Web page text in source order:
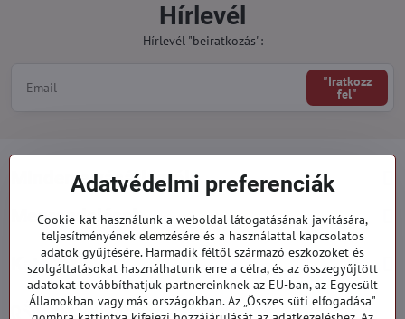
Hírlevél
Hírlevél "beiratkozás":
"Iratkozz
fel"
Minden a vásárlásról
Megrendelések
Kategóriák
919 060 751
Adatvédelmi preferenciák
Cookie-kat használunk a weboldal látogatásának javítására,
teljesítményének elemzésére és a használattal kapcsolatos
adatok gyűjtésére. Harmadik féltől származó eszközöket és
szolgáltatásokat használhatunk erre a célra, és az összegyűjtött
adatokat továbbíthatjuk partnereinknek az EU-ban, az Egyesült
Államokban vagy más országokban. Az „Összes süti elfogadása"